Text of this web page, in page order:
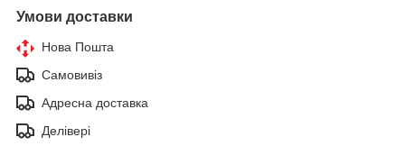
Умови доставки
Нова Пошта
Самовивіз
Адресна доставка
Делівері